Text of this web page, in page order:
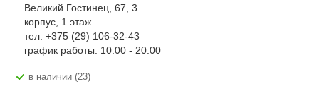
Великий Гостинец, 67, 3
корпус, 1 этаж
тел: +375 (29) 106-32-43
график работы: 10.00 - 20.00
В наличии (23)